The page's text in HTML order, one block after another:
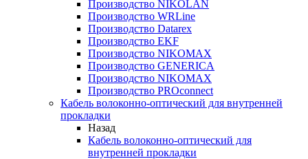
Производство NIKOLAN
Производство WRLine
Производство Datarex
Производство EKF
Производство NIKOMAX
Производство GENERICA
Производство NIKOMAX
Производство PROconnect
Кабель волоконно-оптический для внутренней
прокладки
Назад
Кабель волоконно-оптический для
внутренней прокладки